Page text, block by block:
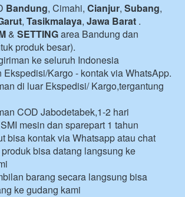
Bandung, Cimahi, Cianjur, Subang
, Tasikmalaya, Jawa Barat .
& SETTING area Bandung dan
produk besar).
ke seluruh Indonesia
Ekspedisi/Kargo - kontak via WhatsApp.
di luar Ekspedisi/ Kargo,tergantung
COD Jabodetabek,1-2 hari
mesin dan sparepart 1 tahun
bisa kontak via Whatsapp atau chat
bisa datang langsung ke
barang secara langsung bisa
ke gudang kami